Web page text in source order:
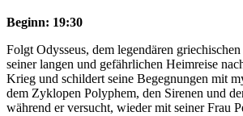
Beginn: 19:30
Folgt Odysseus, dem legendären
seiner langen und gefährlichen Heimreise
Krieg und schildert seine Begegnungen mit
dem Zyklopen Polyphem, den Sirenen und
während er versucht, wieder mit seiner Frau